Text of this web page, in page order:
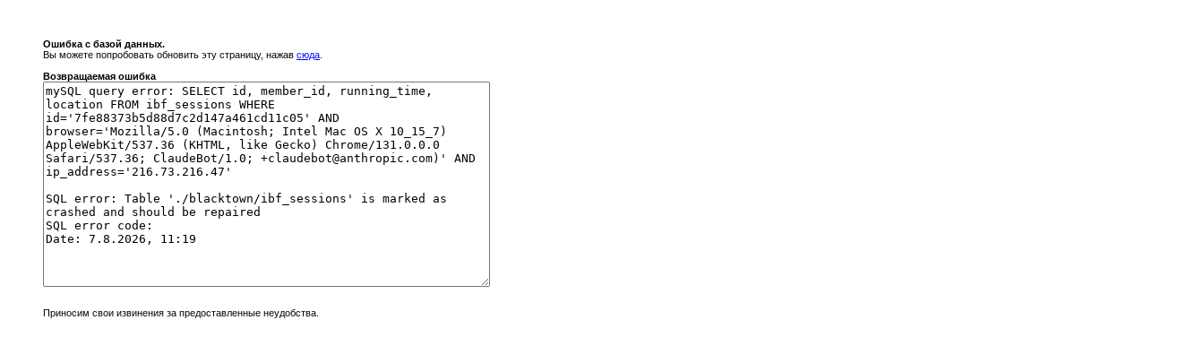
Ошибка с базой данных.
Вы можете попробовать обновить эту страницу, нажав сюда
Возвращаемая ошибка
Приносим свои извинения за предоставленные неудобства.